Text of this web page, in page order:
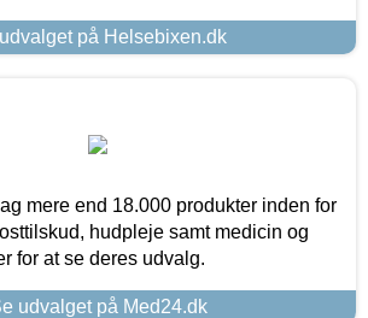
på Helsebixen.dk
mere end 18.000 produkter inden for
hudpleje samt medicin og
for at se deres udvalg.
udvalget på Med24.dk